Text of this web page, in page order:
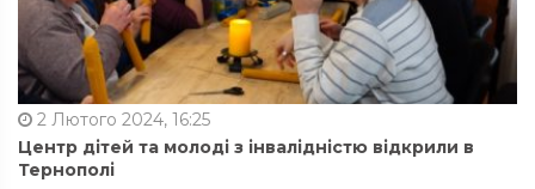
2 Лютого 2024, 16:25
Центр дітей та молоді з інвалідністю відкрили в
Тернополі